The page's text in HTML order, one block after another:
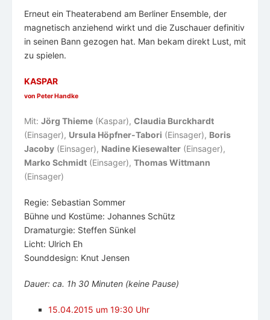
Erneut ein Theaterabend am Berliner Ensemble, der
magnetisch anziehend wirkt und die Zuschauer definitiv
in seinen Bann gezogen hat. Man bekam direkt Lust, mit
zu spielen.
KASPAR
von Peter Handke
Mit: Jörg Thieme (Kaspar), Claudia Burckhardt
(Einsager), Ursula Höpfner-Tabori (Einsager), Boris
Jacoby (Einsager), Nadine Kiesewalter (Einsager),
Marko Schmidt (Einsager), Thomas Wittmann
(Einsager)
Regie: Sebastian Sommer
Bühne und Kostüme: Johannes Schütz
Dramaturgie: Steffen Sünkel
Licht: Ulrich Eh
Sounddesign: Knut Jensen
Dauer: ca. 1h 30 Minuten (keine Pause)
15.04.2015 um 19:30 Uhr